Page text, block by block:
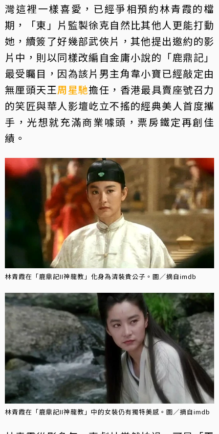
灣這裡一樣喜愛，已經爭相預約林青霞的檔
期，「東」片監製徐克自然比其他人更能打動
她，續簽了好幾部武俠片，其他提出邀約的影
片中，則以同樣改編自金庸小說的「鹿鼎記」
最受矚目，因為該片男主角韋小寶已經敲定由
無厘頭天王周星馳擔任，香港最具賣座號召力
的笑匠與華人影壇屹立不搖的經典美人首度攜
手，光想就充滿商業噱頭，票房鐵定再創佳
績。
林青霞在「鹿鼎記II神龍教」化身為清裝貴公子。圖／摘自imdb
林青霞在「鹿鼎記II神龍教」中的女裝仍有獨特美感。圖／摘自imdb